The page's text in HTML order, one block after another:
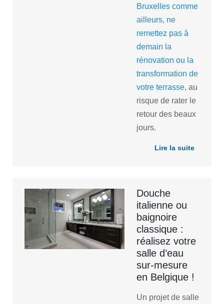
Bruxelles comme
ailleurs, ne
remettez pas à
demain la
rénovation ou la
transformation de
votre terrasse, au
risque de rater le
retour des beaux
jours.
Lire la suite
Douche
italienne ou
baignoire
classique :
réalisez votre
salle d’eau
sur-mesure
en Belgique !
Un projet de salle